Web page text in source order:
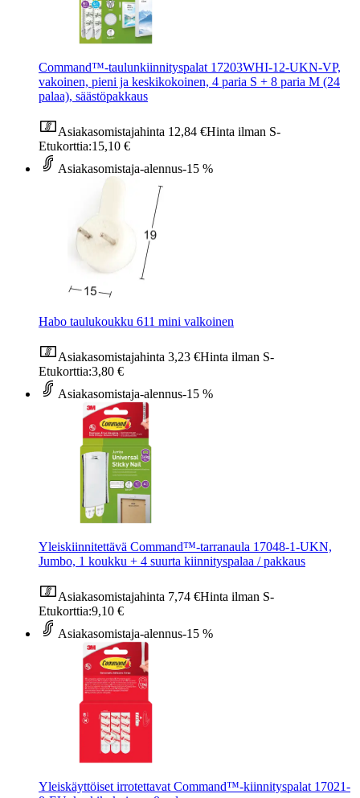
Command™-taulunkiinnityspalat 17203WHI-12-UKN-VP,
vakoinen, pieni ja keskikokoinen, 4 paria S + 8 paria M (24
palaa), säästöpakkaus
Asiakasomistajahinta 12,84 €Hinta ilman S-
Etukorttia:15,10 €
Asiakasomistaja-alennus-15 %
Habo taulukoukku 611 mini valkoinen
Asiakasomistajahinta 3,23 €Hinta ilman S-
Etukorttia:3,80 €
Asiakasomistaja-alennus-15 %
Yleiskiinnitettävä Command™-tarranaula 17048-1-UKN,
Jumbo, 1 koukku + 4 suurta kiinnityspalaa / pakkaus
Asiakasomistajahinta 7,74 €Hinta ilman S-
Etukorttia:9,10 €
Asiakasomistaja-alennus-15 %
Yleiskäyttöiset irrotettavat Command™-kiinnityspalat 17021-